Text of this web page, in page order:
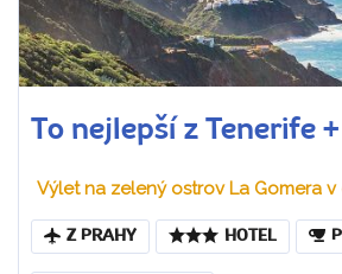
To nejlepší z Tenerife
Výlet na zelený ostrov La Gomera
Z PRAHY HOTEL